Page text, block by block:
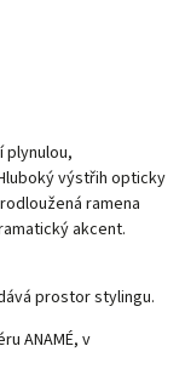
plynulou,
výstřih opticky
ramena
akcent.
prostor stylingu.
ANAMÉ, v